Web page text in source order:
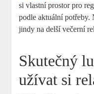
si vlastní prostor pro
podle aktuální potřeby.
jindy na delší večerní
Skutečný
užívat si